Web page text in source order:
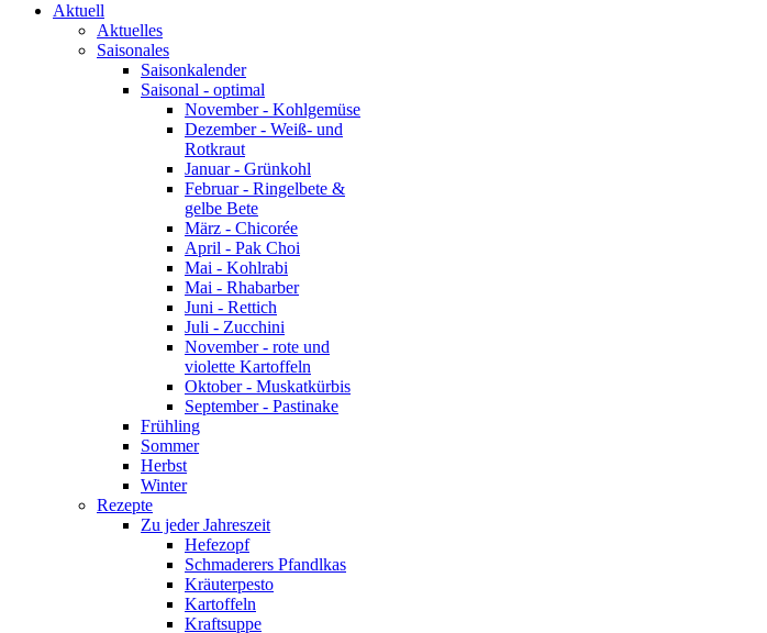
Aktuell
Aktuelles
Saisonales
Saisonkalender
Saisonal - optimal
November - Kohlgemüse
Dezember - Weiß- und
Rotkraut
Januar - Grünkohl
Februar - Ringelbete &
gelbe Bete
März - Chicorée
April - Pak Choi
Mai - Kohlrabi
Mai - Rhabarber
Juni - Rettich
Juli - Zucchini
November - rote und
violette Kartoffeln
Oktober - Muskatkürbis
September - Pastinake
Frühling
Sommer
Herbst
Winter
Rezepte
Zu jeder Jahreszeit
Hefezopf
Schmaderers Pfandlkas
Kräuterpesto
Kartoffeln
Kraftsuppe